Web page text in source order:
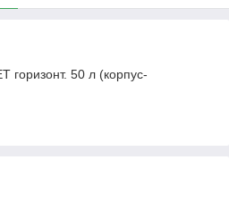
горизонт. 50 л (корпус-